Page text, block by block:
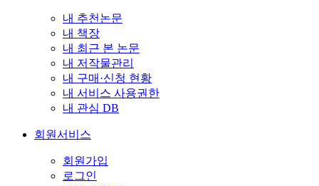
내 추천논문
내 책장
내 최근 본 논문
내 저작물관리
내 구매·신청 현황
내 서비스 사용권한
내 관심 DB
회원서비스
회원가입
로그인